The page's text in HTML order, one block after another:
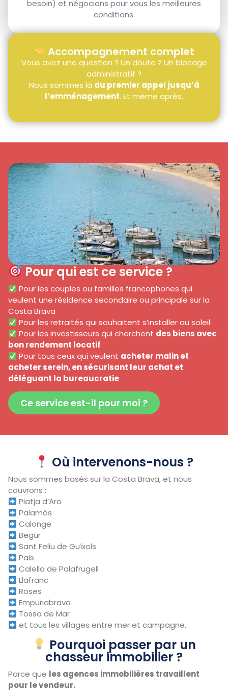
besoin) et négocions pour vous les meilleures
conditions.
Accompagnement complet
Vous avez une question ? Un doute ? Un blocage
administratif ?
Nous sommes là du premier appel jusqu’à
l’emménagement. Et même après.
Pour qui est ce service ?
Pour les couples ou familles francophones qui
veulent une résidence secondaire ou principale sur la
Costa Brava
Pour les retraités qui souhaitent s’installer au soleil
Pour les investisseurs qui cherchent des biens avec
bon rendement locatif
Pour tous ceux qui veulent acheter malin et
acheter serein, en sécurisant leur achat et
déléguant la bureaucratie
Ce service est-il pour moi ?
Où intervenons-nous ?
Nous sommes basés sur la Costa Brava, et nous
couvrons :
Platja d’Aro
Palamós
Calonge
Begur
Sant Feliu de Guíxols
Pals
Calella de Palafrugell
Llafranc
Roses
Empuriabrava
Tossa de Mar
et tous les villages entre mer et campagne.
Pourquoi passer par un
chasseur immobilier ?
Parce que les agences immobilières travaillent
pour le vendeur.